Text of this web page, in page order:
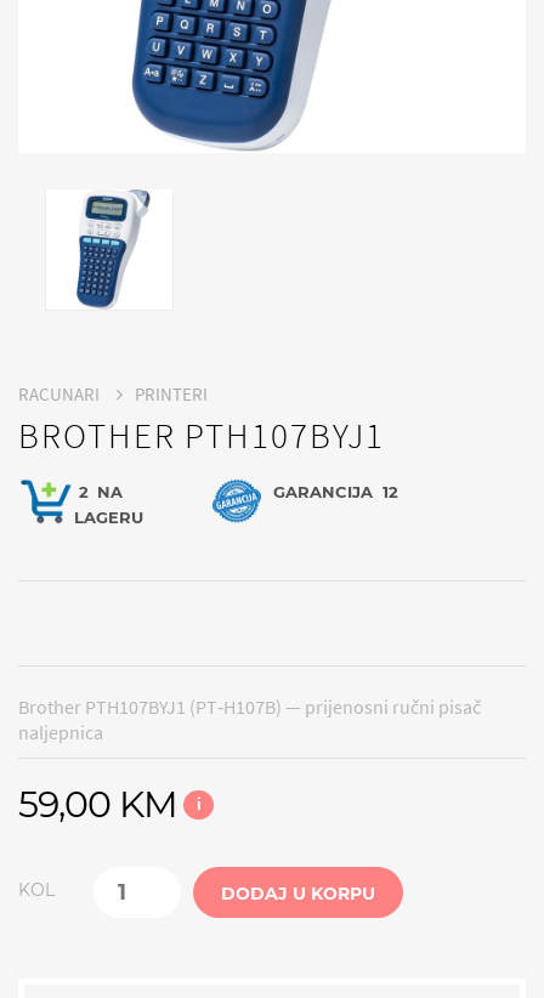
RACUNARI PRINTERI
BROTHER PTH107BYJ1
2 NA
LAGERU
GARANCIJA 12
Brother PTH107BYJ1 (PT‑H107B) — prijenosni ručni pisač
naljepnica
59,00 KM i
KOL DODAJ U KORPU